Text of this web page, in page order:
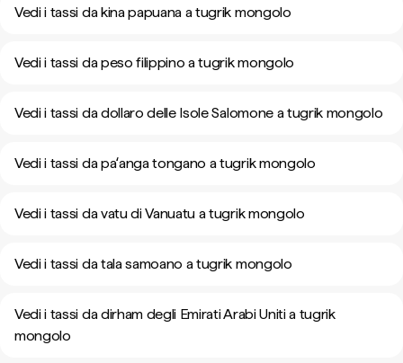
Vedi i tassi da kina papuana a tugrik mongolo
Vedi i tassi da peso filippino a tugrik mongolo
Vedi i tassi da dollaro delle Isole Salomone a tugrik mongolo
Vedi i tassi da paʻanga tongano a tugrik mongolo
Vedi i tassi da vatu di Vanuatu a tugrik mongolo
Vedi i tassi da tala samoano a tugrik mongolo
Vedi i tassi da dirham degli Emirati Arabi Uniti a tugrik
mongolo